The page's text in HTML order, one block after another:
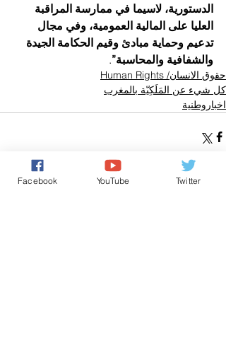
الدستورية، لاسيما في ممارسة المراقبة
العليا على المالية العمومية، وفي مجال
تدعيم وحماية مبادئ وقيم الحكامة الجيدة
والشفافية والمحاسبة”.
حقوق الانسان/ Human Rights
كل شيء عن المَلَكِيّة بالمغرب
اخباروطنية
Facebook YouTube Twitter